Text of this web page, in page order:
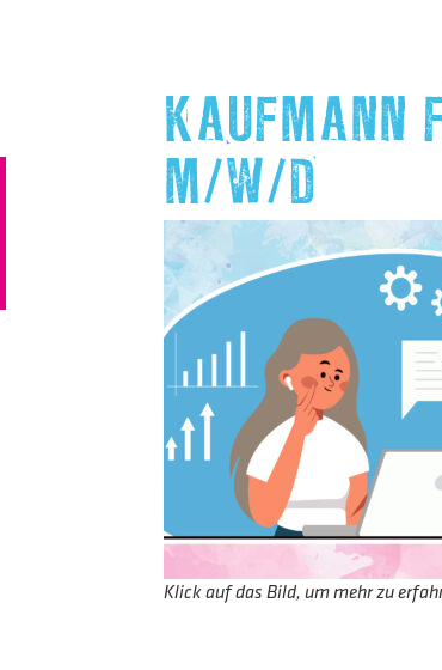
KAUFMANN
M/W/D
Klick auf das Bild, um mehr zu